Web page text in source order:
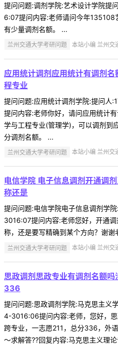
提问问题:调剂学院:艺术设计学院
6:07提问内容:老师请问今年135108
有少量调剂名额。 ...
兰州交通大学考研问题 本站小编 兰州
应用统计调剂应用统计有调剂
程专业
提问问题:应用统计调剂学院:提问
提问内容:老师你好，请问应用统计
学与工程专业(管理学)，可以调剂到
分调剂名额。 ...
兰州交通大学考研问题 本站小编 兰州
电信学院 电子信息调剂开通调
称还是
提问问题:电信学院电子信息调剂学
3016:07提问内容:老师您好，开通
称，还是要写精确到某个方向？谢
兰州交通大学考研问题 本站小编 兰州
思政调剂思政专业有调剂名额
336
提问问题:思政调剂学院:马克思主
4-3016:06提问内容:老师，您好，
跨专业，一志愿211，总分336，外
～求解答??回复内容:马克思主义理